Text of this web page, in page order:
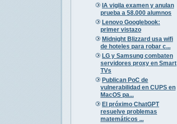
IA vigila examen y anulan
prueba a 58.000 alumnos
Lenovo Googlebook:
primer vistazo
Midnight Blizzard usa wifi
de hoteles para robar c...
LG y Samsung combaten
servidores proxy en Smart
TVs
Publican PoC de
vulnerabilidad en CUPS en
MacOS pa...
El próximo ChatGPT
resuelve problemas
matemáticos ...